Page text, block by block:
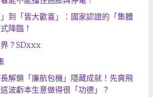
到「皆大歡喜」：國家認證的「集體
降臨！
？SDxxx
長解鎖「廉航包機」隱藏成就！先爽飛
波虧本生意做得很「功德」？